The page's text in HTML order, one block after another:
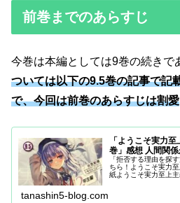
前巻までのあらすじ
今巻は本編としては9巻の続きで
ついては以下の9.5巻の記事で記
で、今回は前巻のあらすじは割愛
「ようこそ実力
巻」感想 人間関
「拒否する理由を探
ちら！ようこそ実力
紙ようこそ実力至上
tanashin5-blog.com